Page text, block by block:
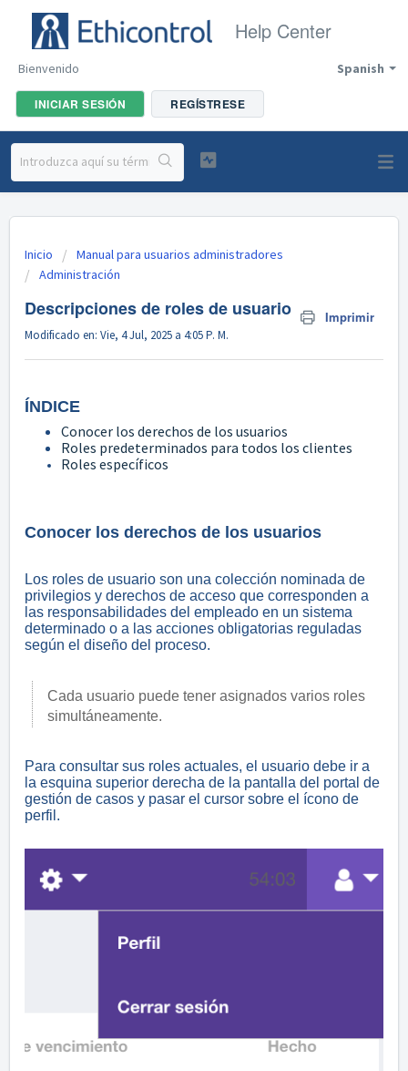
Help Center
Spanish
Bienvenido
INICIAR SESIÓN REGÍSTRESE
Inicio
Manual para usuarios administradores
Administración
Descripciones de roles de usuario Imprimir
Modificado en: Vie, 4 Jul, 2025 a 4:05 P. M.
ÍNDICE
Conocer los derechos de los usuarios
Roles predeterminados para todos los clientes
Roles específicos
Conocer los derechos de los usuarios
Los roles de usuario son una colección nominada de
privilegios y derechos de acceso que corresponden a
las responsabilidades del empleado en un sistema
determinado o a las acciones obligatorias reguladas
según el diseño del proceso.
Cada usuario puede tener asignados varios roles
simultáneamente.
Para consultar sus roles actuales, el usuario debe ir a
la esquina superior derecha de la pantalla del portal de
gestión de casos y pasar el cursor sobre el ícono de
perfil.